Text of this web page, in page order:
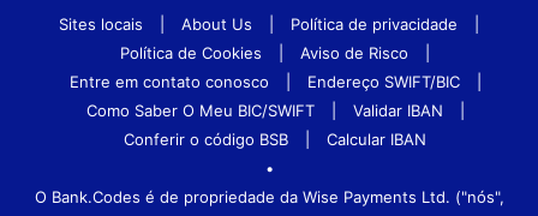
Sites locais About Us Política de privacidade
Política de Cookies
Aviso de Risco
Entre em contato conosco
Endereço SWIFT/BIC
Como Saber O Meu BIC/SWIFT
Validar IBAN
Conferir o código BSB
Calcular IBAN
•
O Bank.Codes é de propriedade da Wise Payments Ltd. ("nós",